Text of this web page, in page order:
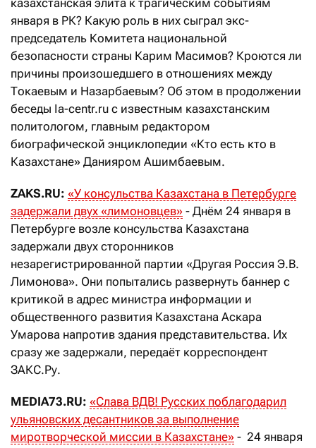
казахстанская элита к трагическим событиям
января в РК? Какую роль в них сыграл экс-
председатель Комитета национальной
безопасности страны Карим Масимов? Кроются ли
причины произошедшего в отношениях между
Токаевым и Назарбаевым? Об этом в продолжении
беседы Ia-centr.ru с известным казахстанским
политологом, главным редактором
биографической энциклопедии «Кто есть кто в
Казахстане» Данияром Ашимбаевым.
ZAKS.RU: «У консульства Казахстана в Петербурге
задержали двух «лимоновцев» - Днём 24 января в
Петербурге возле консульства Казахстана
задержали двух сторонников
незарегистрированной партии «Другая Россия Э.В.
Лимонова». Они попытались развернуть баннер с
критикой в адрес министра информации и
общественного развития Казахстана Аскара
Умарова напротив здания представительства. Их
сразу же задержали, передаёт корреспондент
ЗАКС.Ру.
MEDIA73.RU: «Слава ВДВ! Русских поблагодарил
ульяновских десантников за выполнение
миротворческой миссии в Казахстане» - 24 января